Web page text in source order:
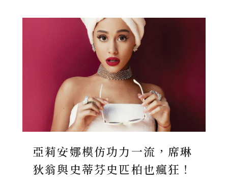
亞莉安娜模仿功力一流，席琳
狄翁與史蒂芬史匹柏也瘋狂！